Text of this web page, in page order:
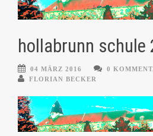
hollabrunn schule
04 MÄRZ 2016
0
FLORIAN BECKER